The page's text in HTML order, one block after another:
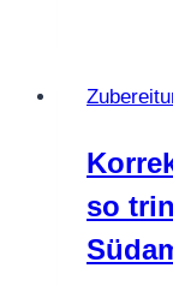
so